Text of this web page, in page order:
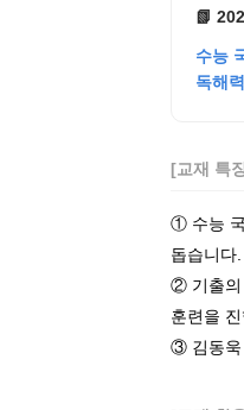
📗
수능
독해
[교재 특
① 수능 국
돕습니다.
② 기출의
훈련을
③ 김동욱